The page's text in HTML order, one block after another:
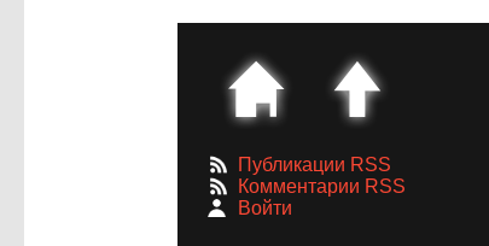
Публикации RSS
Комментарии RSS
Войти